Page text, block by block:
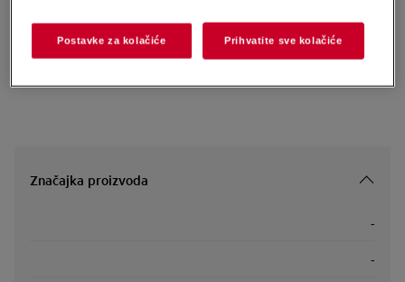
Sigurnosne upute i sigurnosna upozorenja prema EU regulativi
2023/988 navedeni su u poglavljima 1 i 2 korisničkog priručnika.
Za sigurno korištenje proizvoda pročitajte cijeli korisnički
Značajka proizvoda
-
-
Postavke za kolačiće Prihvatite sve kolačiće